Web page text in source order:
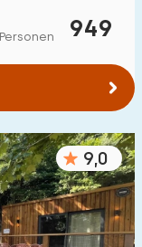
km):
949
9,0